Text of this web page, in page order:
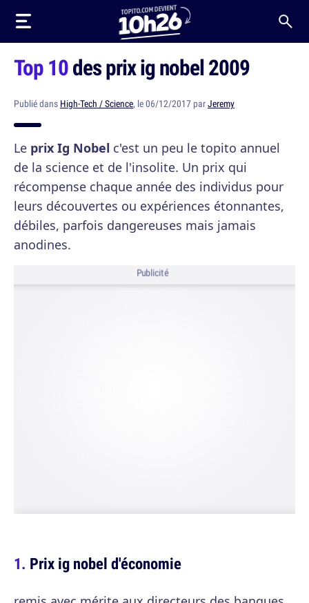
Top 10des prix ig nobel 2009
Publié dans High-Tech / Science, le 06/12/2017 parJeremy
Le prix Ig Nobel c'est un peu le topito annuel
de la science et de l'insolite. Un prix qui
récompense chaque année des individus pour
leurs découvertes ou expériences étonnantes,
débiles, parfois dangereuses mais jamais
anodines.
Publicité
Prix ig nobel d'économie